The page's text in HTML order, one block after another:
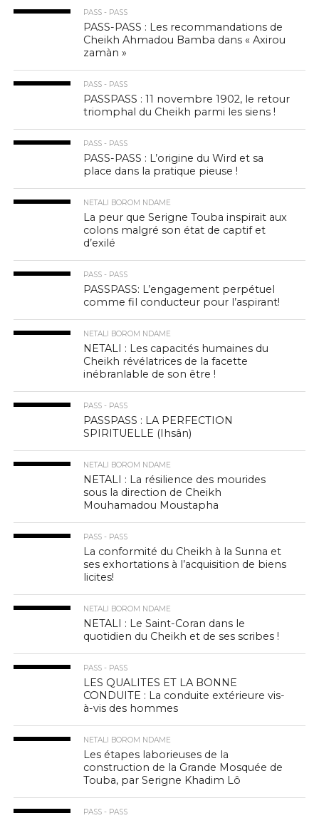
PASS - PASS
PASS-PASS : Les recommandations de
Cheikh Ahmadou Bamba dans « Axirou
zamàn »
PASS - PASS
PASSPASS : 11 novembre 1902, le retour
triomphal du Cheikh parmi les siens !
PASS - PASS
PASS-PASS : L’origine du Wird et sa
place dans la pratique pieuse !
NETALI BOROM NDAME
La peur que Serigne Touba inspirait aux
colons malgré son état de captif et
d’exilé
PASS - PASS
PASSPASS: L’engagement perpétuel
comme fil conducteur pour l’aspirant!
NETALI BOROM NDAME
NETALI : Les capacités humaines du
Cheikh révélatrices de la facette
inébranlable de son être !
PASS - PASS
PASSPASS : LA PERFECTION
SPIRITUELLE (Ihsân)
NETALI BOROM NDAME
NETALI : La résilience des mourides
sous la direction de Cheikh
Mouhamadou Moustapha
PASS - PASS
La conformité du Cheikh à la Sunna et
ses exhortations à l’acquisition de biens
licites!
NETALI BOROM NDAME
NETALI : Le Saint-Coran dans le
quotidien du Cheikh et de ses scribes !
PASS - PASS
LES QUALITES ET LA BONNE
CONDUITE : La conduite extérieure vis-
à-vis des hommes
NETALI BOROM NDAME
Les étapes laborieuses de la
construction de la Grande Mosquée de
Touba, par Serigne Khadim Lô
PASS - PASS